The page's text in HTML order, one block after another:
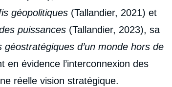
géopolitiques (Tallandier, 2021) et
puissances (Tallandier, 2023), sa
d’un monde hors de
en évidence l’interconnexion des
réelle vision stratégique.